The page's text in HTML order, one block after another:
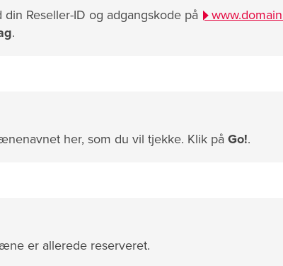
din Reseller-ID og adgangskode på
.
her, som du vil tjekke. Klik på Go!.
er allerede reserveret.